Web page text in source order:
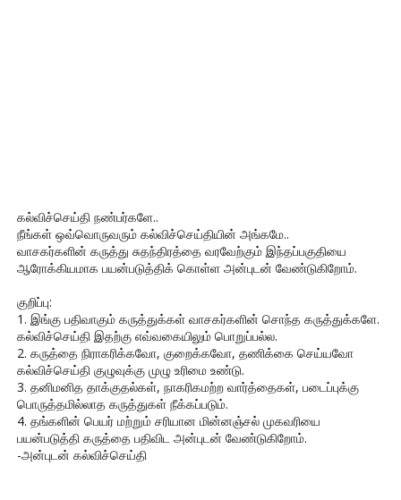
கல்விச்செய்தி நண்பர்களே..
நீங்கள் ஒவ்வொருவரும் கல்விச்செய்தியின் அங்கமே..
வாசகர்களின் கருத்து சுதந்திரத்தை வரவேற்கும் இந்தப்பகுதியை
ஆரோக்கியமாக பயன்படுத்திக் கொள்ள அன்புடன் வேண்டுகிறோம்.
குறிப்பு:
1. இங்கு பதிவாகும் கருத்துக்கள் வாசகர்களின் சொந்த கருத்துக்களே.
கல்விச்செய்தி இதற்கு எவ்வகையிலும் பொறுப்பல்ல.
2. கருத்தை நிராகரிக்கவோ, குறைக்கவோ, தணிக்கை செய்யவோ
கல்விச்செய்தி குழுவுக்கு முழு உரிமை உண்டு.
3. தனிமனித தாக்குதல்கள், நாகரிகமற்ற வார்த்தைகள், படைப்புக்கு
பொருத்தமில்லாத கருத்துகள் நீக்கப்படும்.
4. தங்களின் பெயர் மற்றும் சரியான மின்னஞ்சல் முகவரியை
பயன்படுத்தி கருத்தை பதிவிட அன்புடன் வேண்டுகிறோம்.
-அன்புடன் கல்விச்செய்தி